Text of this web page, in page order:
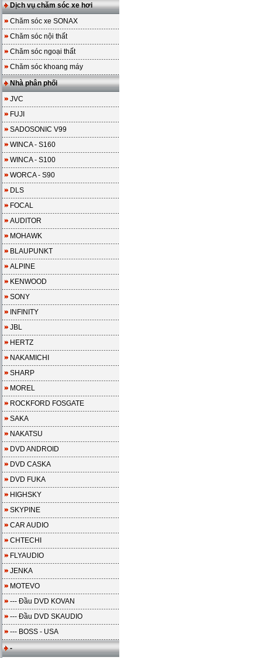
Dịch vụ chăm sóc xe hơi
Chăm sóc xe SONAX
Chăm sóc nội thất
Chăm sóc ngoại thất
Chăm sóc khoang máy
Nhà phân phối
JVC
FUJI
SADOSONIC V99
WINCA - S160
WINCA - S100
WORCA - S90
DLS
FOCAL
AUDITOR
MOHAWK
BLAUPUNKT
ALPINE
KENWOOD
SONY
INFINITY
JBL
HERTZ
NAKAMICHI
SHARP
MOREL
ROCKFORD FOSGATE
SAKA
NAKATSU
DVD ANDROID
DVD CASKA
DVD FUKA
HIGHSKY
SKYPINE
CAR AUDIO
CHTECHI
FLYAUDIO
JENKA
MOTEVO
--- Đầu DVD KOVAN
--- Đầu DVD SKAUDIO
--- BOSS - USA
-